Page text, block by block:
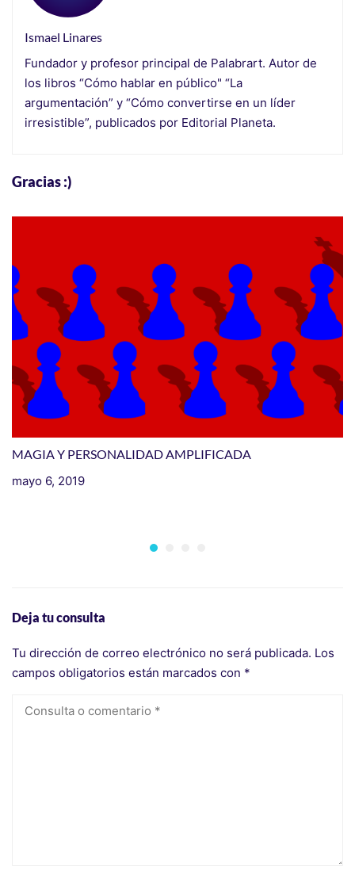
Ismael Linares
Fundador y profesor principal de Palabrart. Autor de
los libros “Cómo hablar en público" “La
argumentación” y “Cómo convertirse en un líder
irresistible”, publicados por Editorial Planeta.
Gracias :)
MAGIA Y PERSONALIDAD AMPLIFICADA
mayo 6, 2019
Deja tu consulta
Tu dirección de correo electrónico no será publicada. Los
campos obligatorios están marcados con *